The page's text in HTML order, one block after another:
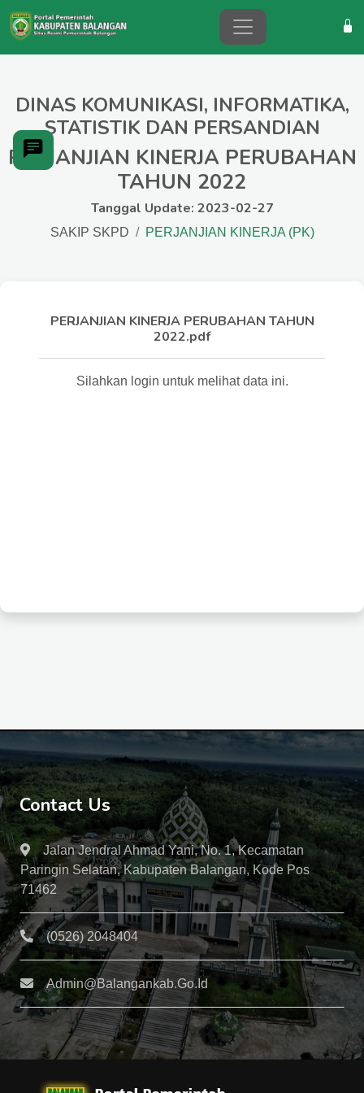
DINAS KOMUNIKASI, INFORMATIKA,
STATISTIK DAN PERSANDIAN
PERJANJIAN KINERJA PERUBAHAN
TAHUN 2022
Tanggal Update: 2023-02-27
SAKIP SKPD PERJANJIAN KINERJA (PK)
PERJANJIAN KINERJA PERUBAHAN TAHUN
2022.pdf
Silahkan login untuk melihat data ini.
Contact Us
Jalan Jendral Ahmad Yani, No. 1, Kecamatan
Paringin Selatan, Kabupaten Balangan, Kode Pos
71462
(0526) 2048404
Admin@balangankab.go.id